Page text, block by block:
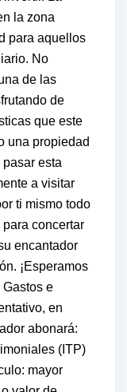
la zona
para aquellos
No
de las
de
que este
una propiedad
esta
a visitar
ti mismo todo
para concertar
encantador
¡Esperamos
e
en
abonará:
(ITP)
mayor